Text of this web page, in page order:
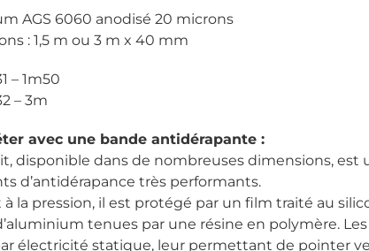
AGS 6060 anodisé 20 microns
: 1,5 m ou 3 m x 40 mm
– 1m50
– 3m
avec une bande antidérapante :
disponible dans de nombreuses dimensions, est
d’antidérapance très performants.
à la pression, il est protégé par un film traité au
tenues par une résine en polymère.
électricité statique, leur permettant de pointer